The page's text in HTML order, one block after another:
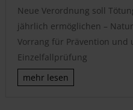
Neue Verordnung soll
jährlich ermöglichen –
Vorrang für Prävention und
Einzelfallprüfung
mehr lesen